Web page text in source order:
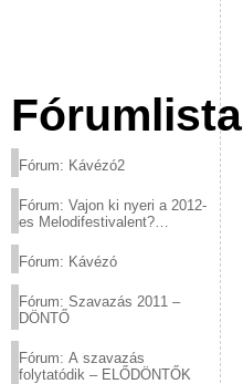
Fórumlista
Fórum: Kávézó2
Fórum: Vajon ki nyeri a 2012-
es Melodifestivalent?
Fórum: Kávézó
Fórum: Szavazás 2011 –
DÖNTŐ
Fórum: A szavazás
folytatódik – ELŐDÖNTŐK